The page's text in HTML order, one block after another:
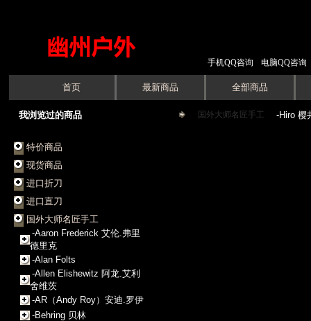
手机QQ咨询 电脑QQ咨询
首页 最新商品 全部商品
我浏览过的商品
特价商品
现货商品
进口折刀
进口直刀
国外大师名匠手工
-Aaron Frederick 艾伦.弗里
德里克
-Alan Folts
-Allen Elishewitz 阿龙.艾利
舍维茨
-AR（Andy Roy）安迪.罗伊
-Behring 贝林
国外大师名匠手工 -Hiro 樱